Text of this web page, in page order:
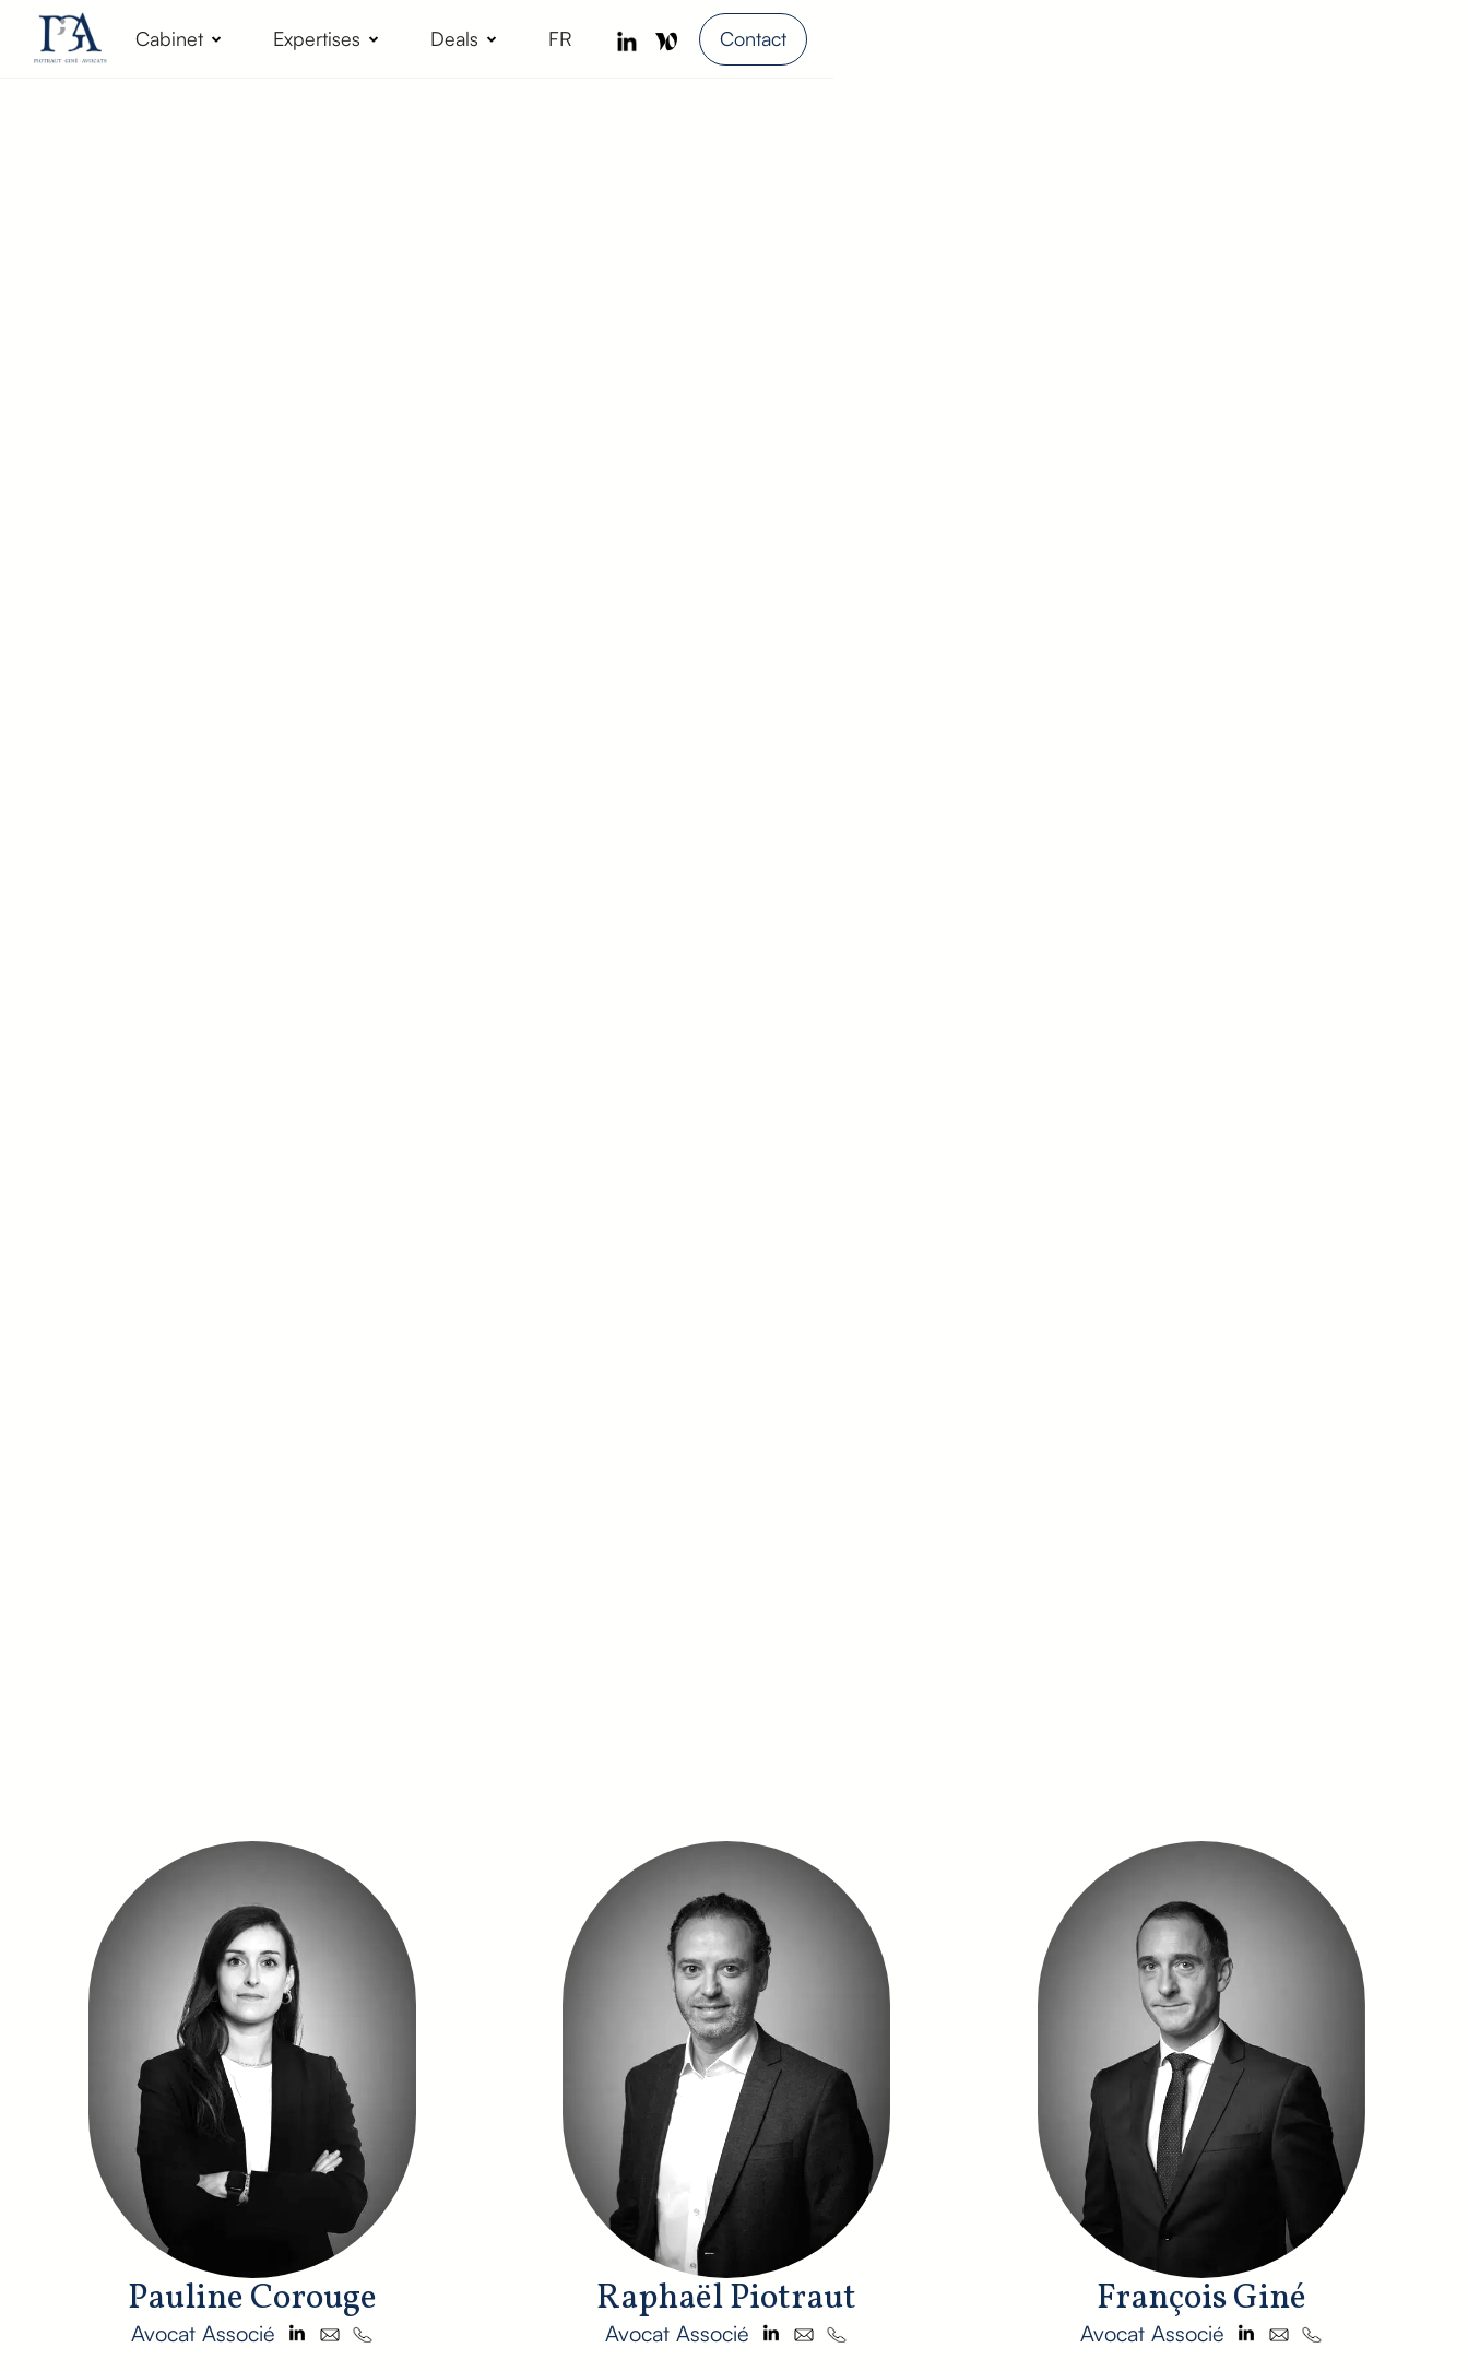
Cabinet Expertises Deals FR Contact
Pauline Corouge
Avocat Associé
Raphaël Piotraut
Avocat Associé
François Giné
Avocat Associé